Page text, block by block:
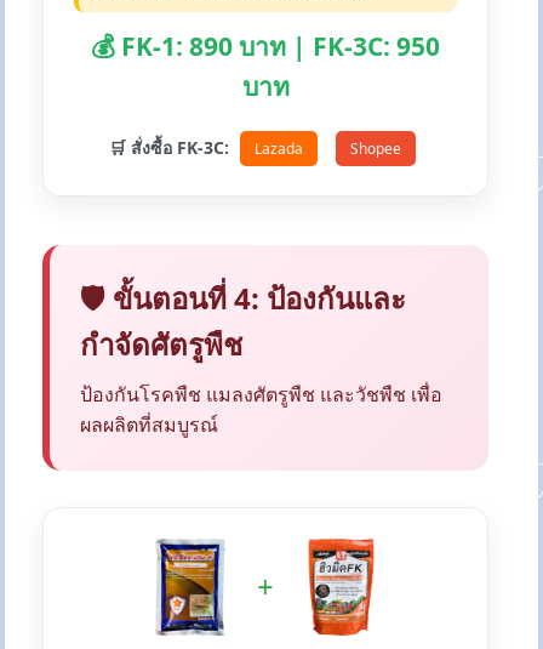
💰 FK-1: 890 บาท | FK-3C: 950
บาท
🛒 สั่งซื้อ FK-3C: Lazada Shopee
🛡️ ขั้นตอนที่ 4: ป้องกันและ
กำจัดศัตรูพืช
ป้องกันโรคพืช แมลงศัตรูพืช และวัชพืช เพื่อ
ผลผลิตที่สมบูรณ์
+